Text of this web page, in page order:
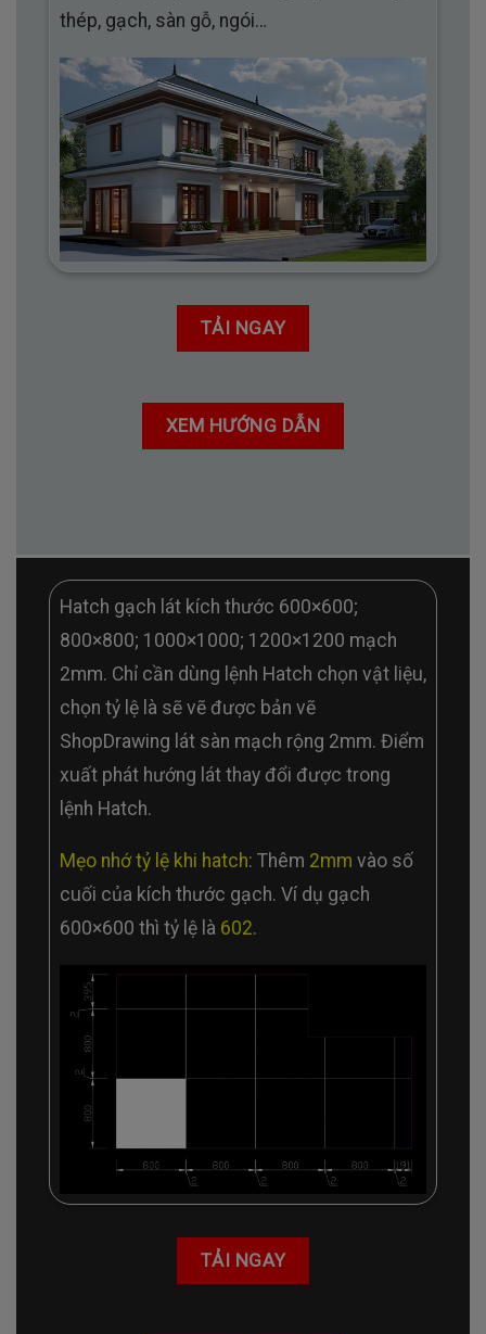
thép, gạch, sàn gỗ, ngói…
TẢI NGAY
XEM HƯỚNG DẪN
Hatch gạch lát kích thước 600×600;
800×800; 1000×1000; 1200×1200 mạch
2mm. Chỉ cần dùng lệnh Hatch chọn vật liệu,
chọn tỷ lệ là sẽ vẽ được bản vẽ
ShopDrawing lát sàn mạch rộng 2mm. Điểm
xuất phát hướng lát thay đổi được trong
lệnh Hatch.
Mẹo nhớ tỷ lệ khi hatch: Thêm 2mm vào số
cuối của kích thước gạch. Ví dụ gạch
600×600 thì tỷ lệ là 602.
TẢI NGAY